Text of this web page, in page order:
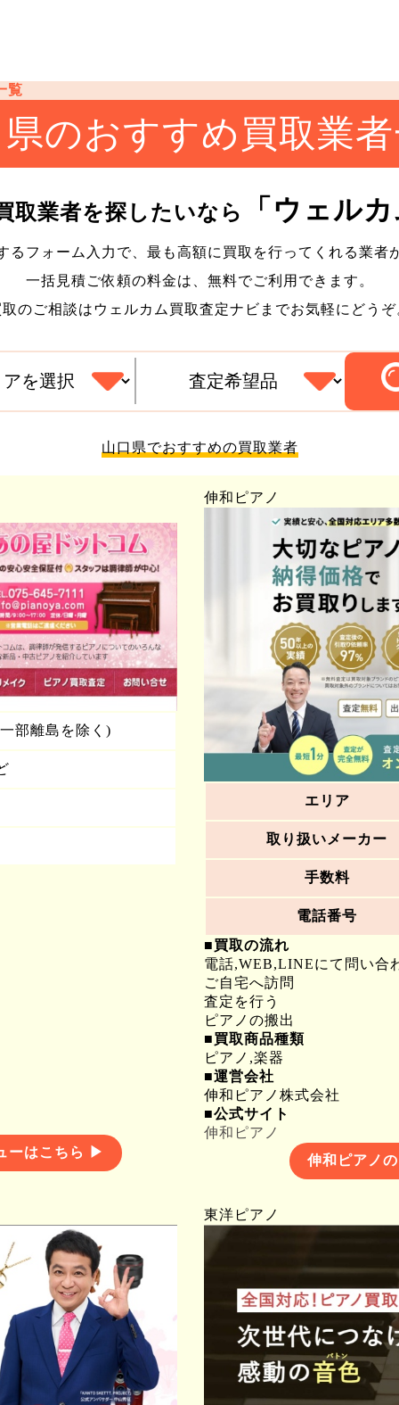
覧
のおすすめ買取業
取業者を探したいなら 「ウェル
るフォーム入力で、最も高額に買取を行ってくれる業者
一括見積ご依頼の料金は、無料でご利用できます。
取のご相談はウェルカム買取査定ナビまでお気軽にどうぞ
山口県でおすすめの買取業者
部離島を除く)
ーはこちら ▶
伸和ピアノ
エリア
取り扱いメーカー
手数料
電話番号
■買取の流れ
電話,WEB,LINEにて問い合
ご自宅へ訪問
査定を行う
ピアノの搬出
■買取商品種類
ピアノ,楽器
■運営会社
伸和ピアノ株式会社
■公式サイト
伸和ピアノ
伸和ピアノ
東洋ピアノ